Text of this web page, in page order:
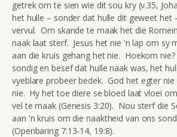
getrek om te sien wie dit sou kry (v.35,
het hulle – sonder dat hulle dit geweet het
vervul. Om skande te maak het die
naak laat sterf. Jesus het nie 'n lap om sy
aan die kruis gehang het nie. Hoekom
sondig en besef dat hulle naak was, het
vyeblare probeer bedek. God het egter
nie. Hy het toe diere se bloed laat vloei
vel te maak (Genesis 3:20). Nou sterf die
aan 'n kruis om die naaktheid van ons
(Openbaring 7:13-14, 19:8).